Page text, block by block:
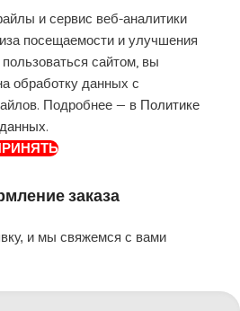
и сервис веб-аналитики
посещаемости и улучшения
сайтом, вы
обработку данных с
Подробнее — в Политике
.
заказа
и мы свяжемся с вами